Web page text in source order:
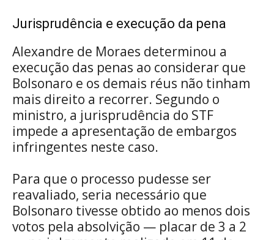
Jurisprudência e execução da pena
Alexandre de Moraes determinou a
execução das penas ao considerar que
Bolsonaro e os demais réus não tinham
mais direito a recorrer. Segundo o
ministro, a jurisprudência do STF
impede a apresentação de embargos
infringentes neste caso.
Para que o processo pudesse ser
reavaliado, seria necessário que
Bolsonaro tivesse obtido ao menos dois
votos pela absolvição — placar de 3 a 2